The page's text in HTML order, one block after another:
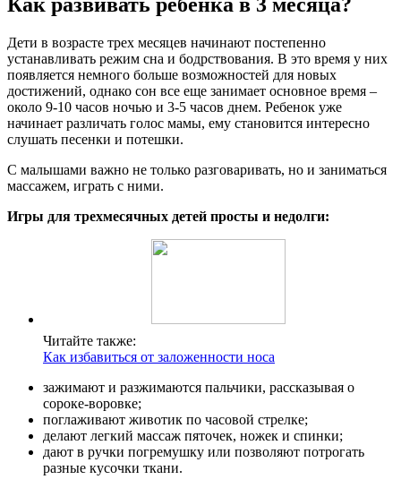
Дети в возрасте трех месяцев начинают постепенно
устанавливать режим сна и бодрствования. В это время у них
появляется немного больше возможностей для новых
достижений, однако сон все еще занимает основное время –
около 9-10 часов ночью и 3-5 часов днем. Ребенок уже
начинает различать голос мамы, ему становится интересно
слушать песенки и потешки.
С малышами важно не только разговаривать, но и заниматься
массажем, играть с ними.
Игры для трехмесячных детей просты и недолги:
Читайте также:
Как избавиться от заложенности носа
зажимают и разжимаются пальчики, рассказывая о
сороке-воровке;
поглаживают животик по часовой стрелке;
делают легкий массаж пяточек, ножек и спинки;
дают в ручки погремушку или позволяют потрогать
разные кусочки ткани.